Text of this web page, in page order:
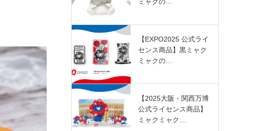
【EXPO2025 公式ライ
センス商品】黒ミャク
ミャクの…
【2025大阪・関西万博
公式ライセンス商品】
ミャクミャク…